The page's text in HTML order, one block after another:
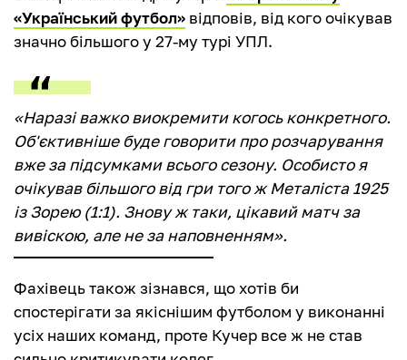
«Український футбол» відповів, від кого очікував
значно більшого у 27-му турі УПЛ.
«Наразі важко виокремити когось конкретного.
Об'єктивніше буде говорити про розчарування
вже за підсумками всього сезону. Особисто я
очікував більшого від гри того ж Металіста 1925
із Зорею (1:1). Знову ж таки, цікавий матч за
вивіскою, але не за наповненням».
Фахівець також зізнався, що хотів би
спостерігати за якіснішим футболом у виконанні
усіх наших команд, проте Кучер все ж не став